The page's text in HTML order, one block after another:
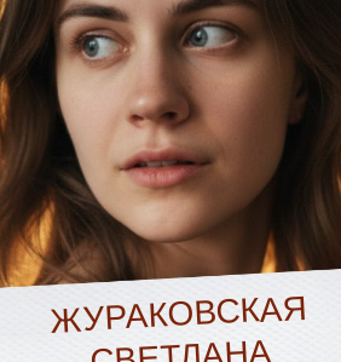
ЖУРАКОВСКАЯ
СВЕТЛАНА
ТГ@OZEAY